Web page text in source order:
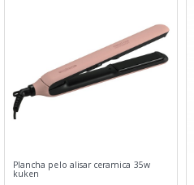
Plancha pelo alisar ceramica 35w
kuken